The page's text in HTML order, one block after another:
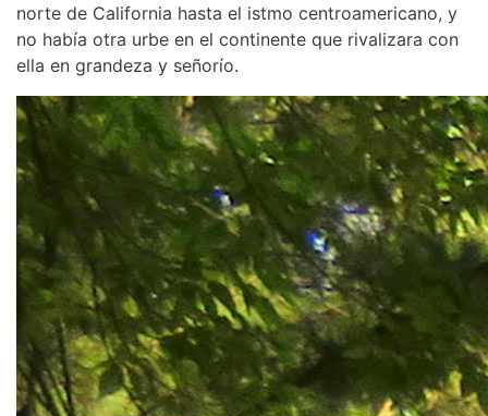
norte de California hasta el istmo centroamericano, y
no había otra urbe en el continente que rivalizara con
ella en grandeza y señorío.